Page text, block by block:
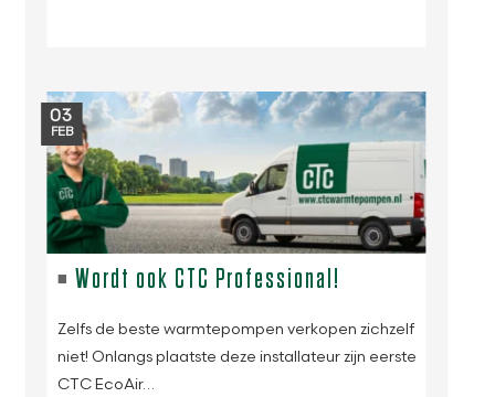
03
FEB
Wordt ook CTC Professional!
Zelfs de beste warmtepompen verkopen zichzelf
niet! Onlangs plaatste deze installateur zijn eerste
CTC EcoAir…